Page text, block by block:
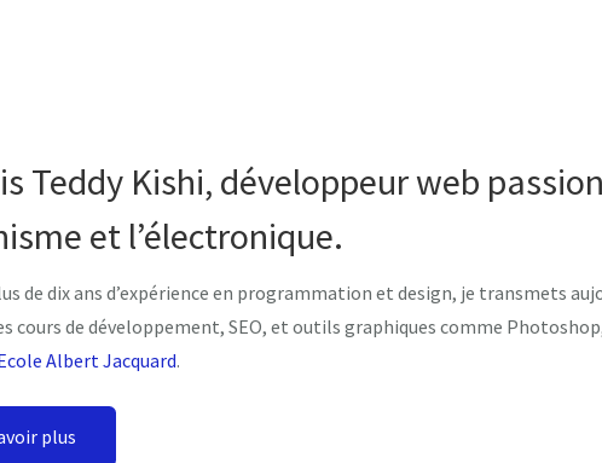
Teddy Kishi, développeur web
et l’électronique.
de dix ans d’expérience en programmation et design, je transmets
cours de développement, SEO, et outils graphiques comme
Albert Jacquard.
plus